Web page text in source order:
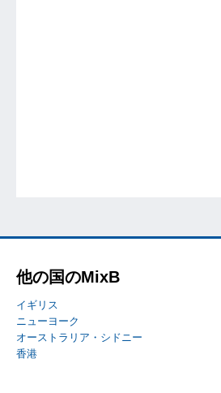
他の国のMixB
イギリス
ニューヨーク
オーストラリア・シドニー
香港